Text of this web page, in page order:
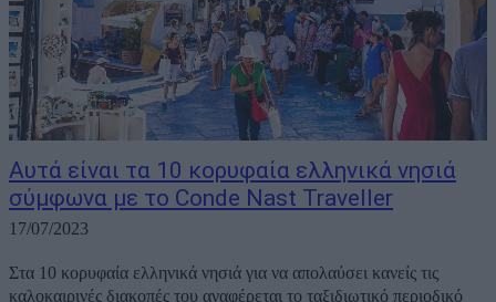
Αυτά είναι τα 10 κορυφαία ελληνικά νησιά
σύμφωνα με το Conde Nast Traveller
17/07/2023
Στα 10 κορυφαία ελληνικά νησιά για να απολαύσει κανείς τις
καλοκαιρινές διακοπές του αναφέρεται το ταξιδιωτικό περιοδικό